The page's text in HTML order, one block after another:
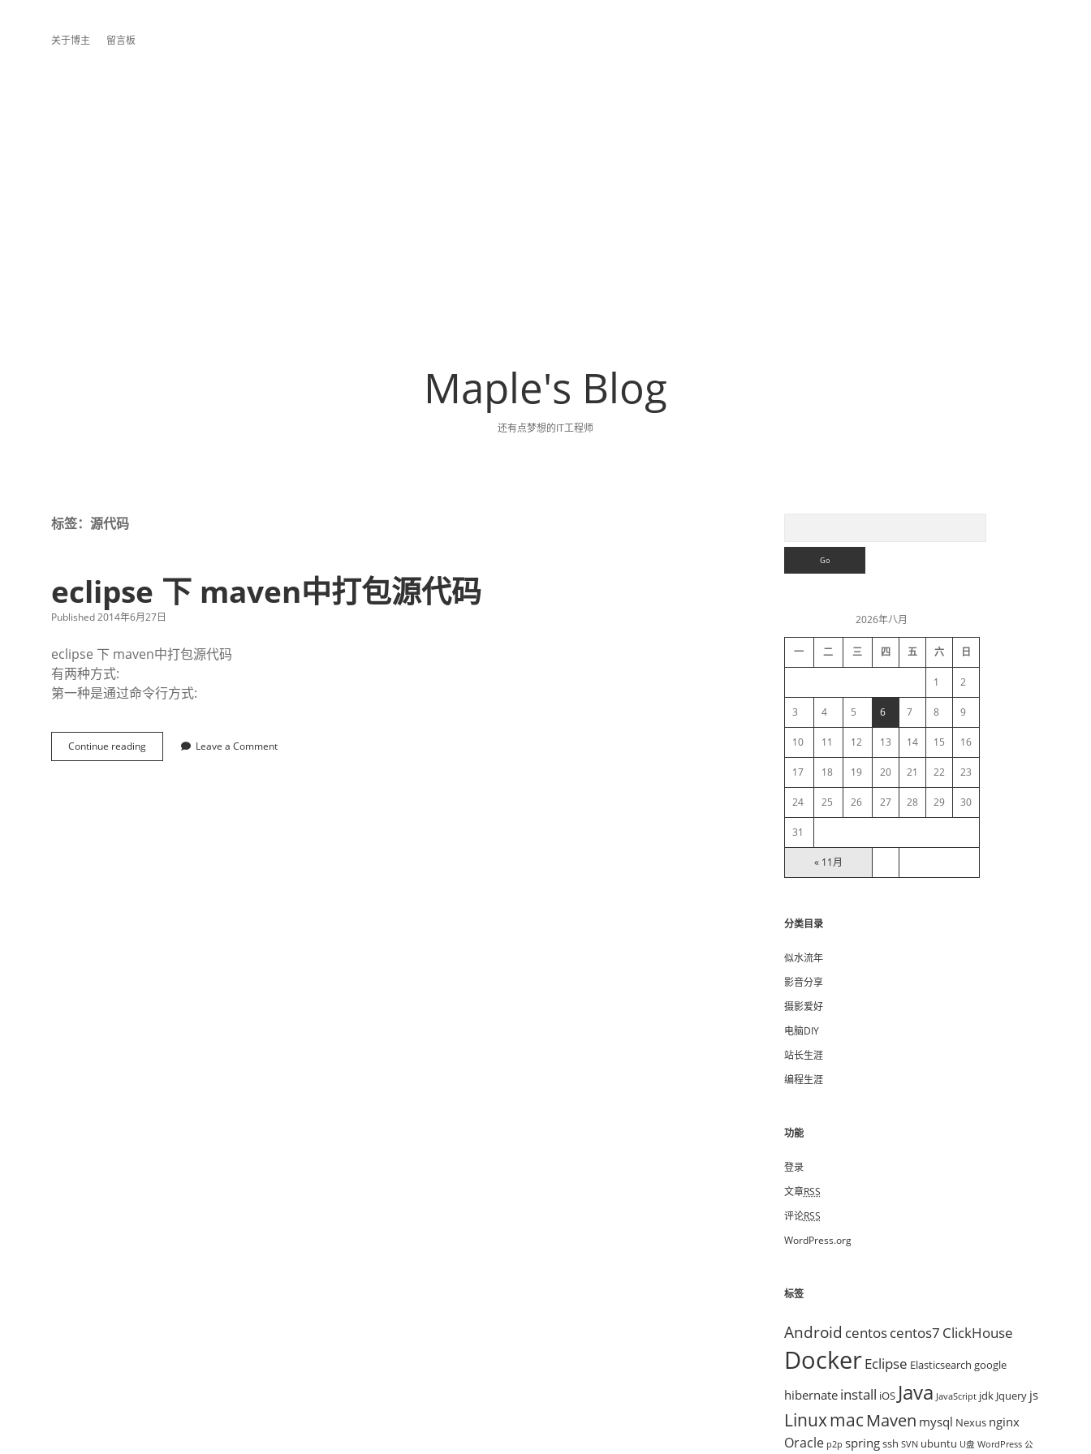
关于博主 留言板
Maple's Blog
还有点梦想的IT工程师
标签：源代码
eclipse 下 maven中打包源代码
Published 2014年6月27日
eclipse 下 maven中打包源代码
有两种方式:
第一种是通过命令行方式:
Continue reading
c
Leave a Comment
i
e
a
r
a
2026年八月
一 二 三 四 五 六 日
« 11月
1 2
3 4 5 6 7 8 9
10 11 12 13 14 15 16
17 18 19 20 21 22 23
24 25 26 27 28 29 30
31
分类目录
似水流年
影音分享
摄影爱好
电脑DIY
站长生涯
编程生涯
功能
登录
文章RSS
评论RSS
WordPress.org
标签
Android centoscentos7 ClickHouse
DockerEclipse Elasticsearch google
hibernate install iOS Java JavaScript jdk Jquery js
LinuxmacMaven mysql Nexus nginx
Oracle p2p springssh SVN ubuntu U盘 WordPress 公